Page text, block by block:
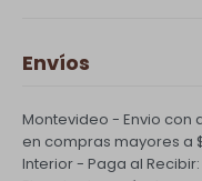
Envíos
Montevideo - Envio
en compras mayores a
Interior - Paga al